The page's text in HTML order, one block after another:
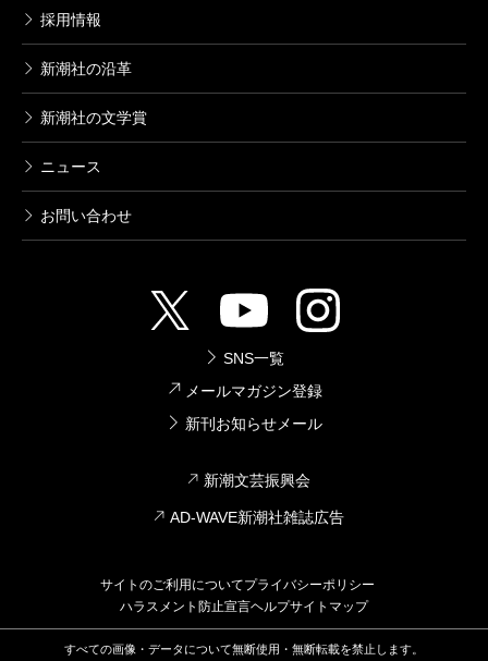
採用情報
新潮社の沿革
新潮社の文学賞
ニュース
お問い合わせ
SNS一覧
メールマガジン登録
新刊お知らせメール
新潮文芸振興会
AD-WAVE新潮社雑誌広告
サイトのご利用についてプライバシーポリシー
ハラスメント防止宣言ヘルプサイトマップ
すべての画像・データについて無断使用・無断転載を禁止します。